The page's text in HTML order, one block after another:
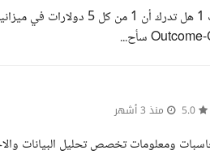
منذ 3 أشهر
ومعلومات تخصص تحليل البيانات